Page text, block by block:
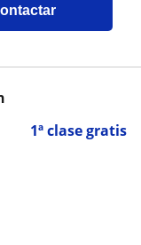
1ª clase gratis